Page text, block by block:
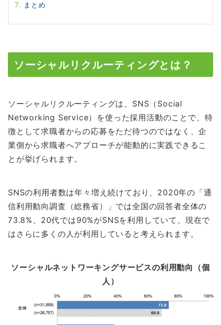
まとめ
ソーシャルリクルーティングとは？
ソーシャルリクルーティングは、SNS（Social
Networking Service）を使った採用活動のことで、特
徴として求職者からの応募をただ待つのではなく、企
業側から求職者へアプローチが能動的に実践できるこ
とが挙げられます。
SNSの利用者数は年々増え続けており、2020年の「通
信利用動向調査（総務省）」では全国の回答者全体の
73.8%、20代では90%がSNSを利用していて、現在で
はさらに多くの人が利用していると考えられます。
ソーシャルネットワーキングサービスの利用動向（個
人）